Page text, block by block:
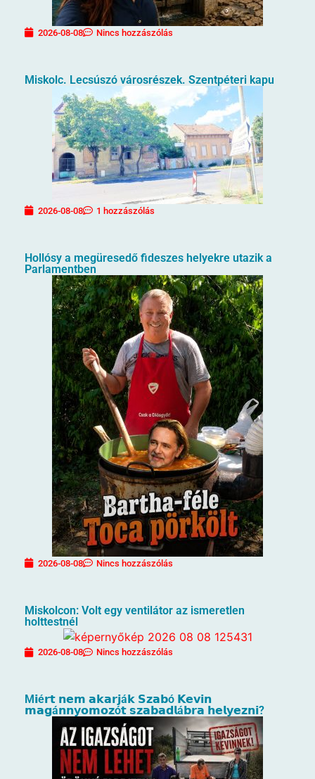
2026-08-08 Nincs hozzászólás
Miskolc. Lecsúszó városrészek. Szentpéteri kapu
2026-08-08 1 hozzászólás
Hollósy a megüresedő fideszes helyekre utazik a
Parlamentben
2026-08-08 Nincs hozzászólás
Miskolcon: Volt egy ventilátor az ismeretlen
holttestnél
2026-08-08 Nincs hozzászólás
M𝗶é𝗿𝘁 𝗻𝗲𝗺 𝗮𝗸𝗮𝗿𝗷á𝗸 𝗦𝘇𝗮𝗯ó 𝗞𝗲𝘃𝗶𝗻
𝗺𝗮𝗴á𝗻𝗻𝘆𝗼𝗺𝗼𝘇ó𝘁 𝘀𝘇𝗮𝗯𝗮𝗱𝗹á𝗯𝗿𝗮 𝗵𝗲𝗹𝘆𝗲𝘇𝗻𝗶?